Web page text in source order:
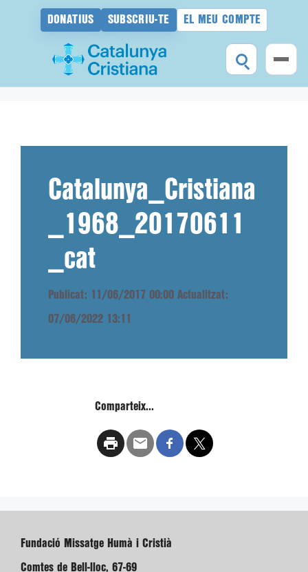
DONATIUS SUBSCRIU-TE EL MEU COMPTE
Catalunya_Cristiana
_1968_20170611
_cat
Publicat: 11/06/2017 00:00 Actualitzat:
07/06/2022 13:11
Comparteix...
Fundació Missatge Humà i Cristià
Comtes de Bell-lloc, 67-69